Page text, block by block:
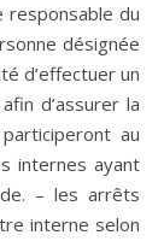
responsable du
désignée
d’effectuer un
d’assurer la
au
internes ayant
– les arrêts
interne selon